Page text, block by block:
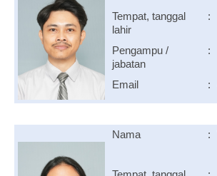
Tempat, tanggal
lahir
:
Pengampu /
jabatan
:
Email :
Nama :